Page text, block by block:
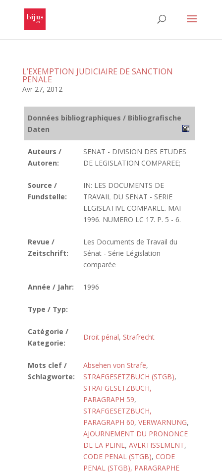
L’EXEMPTION JUDICIAIRE DE SANCTION
PENALE
Avr 27, 2012
Données bibliographiques / Bibliografische
Daten
Auteurs /
Autoren:
SENAT - DIVISION DES ETUDES
DE LEGISLATION COMPAREE;
Source /
Fundstelle:
IN: LES DOCUMENTS DE
TRAVAIL DU SENAT - SERIE
LEGISLATIVE COMPAREE. MAI
1996. NUMERO LC 17. P. 5 - 6.
Revue /
Zeitschrift:
Les Documents de Travail du
Sénat - Série Législation
comparée
Année / Jahr: 1996
Type / Typ:
Catégorie /
Kategorie:
Droit pénal, Strafrecht
Mots clef /
Schlagworte:
Absehen von Strafe,
STRAFGESETZBUCH (STGB),
STRAFGESETZBUCH,
PARAGRAPH 59,
STRAFGESETZBUCH,
PARAGRAPH 60, VERWARNUNG,
AJOURNEMENT DU PRONONCE
DE LA PEINE, AVERTISSEMENT,
CODE PENAL (STGB), CODE
PENAL (STGB), PARAGRAPHE